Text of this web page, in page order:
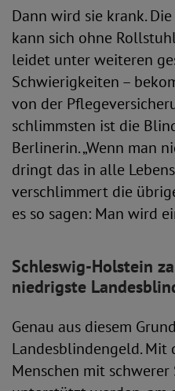
Dann wird sie krank.
kann sich ohne
leidet unter weiteren
Schwierigkeiten –
von der
schlimmsten ist die
Berlinerin. „Wenn man
dringt das in alle
verschlimmert die
es so sagen: Man wird
Schleswig-Holstein
niedrigste
Genau aus diesem
Landesblindengeld. Mit
Menschen mit